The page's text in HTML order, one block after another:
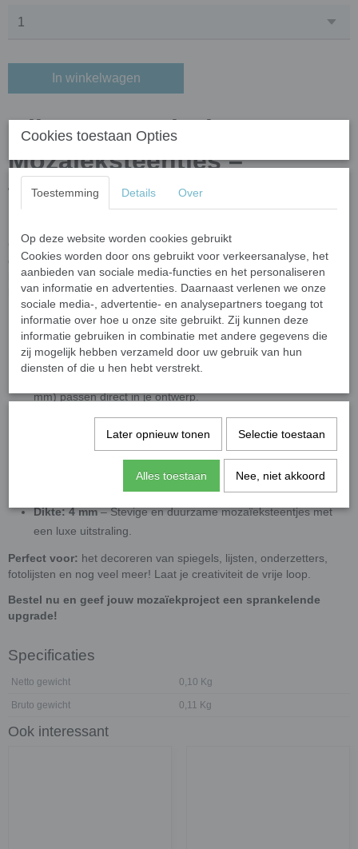
In winkelwagen
Glitter Crystal Glas
Mozaïeksteentjes –
turquoise blauw
Crystal glas mozaïeksteentjes! Gemaakt van hoogwaardig
gerecycled floatglas, zijn deze steentjes voorzien van een prachtige
kleurlaag aan de achterkant, waardoor ze een sprankelend en
helder effect krijgen.
Veilig & Kindvriendelijk – Dankzij degladde, afgeronde
randen zijn deze steentjes perfect voor creatieve
kinderprojecten (3+ onder toezicht).
mm) passen direct in je ontwerp.
Geschikt voor binnengebruik– Deze steentjes zijn niet UV-
bestendig, waardoor ze ideaal zijn voor binnenprojecten
zonder direct zonlicht.
Handige hoeveelheid– Met 100 gram bedek je ongeveer
140 cm², ideaal voor kleine decoratieve mozaïekwerken.
Dikte: 4 mm– Stevige en duurzame mozaïeksteentjes met
een luxe uitstraling.
Perfect voor: het decoreren van spiegels, lijsten, onderzetters,
fotolijsten en nog veel meer! Laat je creativiteit de vrije loop.
Bestel nu en geef jouw mozaïekproject een sprankelende
upgrade!
Specificaties
Netto gewicht 0,10 Kg
Bruto gewicht 0,11 Kg
Ook interessant
Cookies toestaan Opties
Toestemming Details Over
Op deze website worden cookies gebruikt
Cookies worden door ons gebruikt voor verkeersanalyse, het
aanbieden van sociale media-functies en het personaliseren
van informatie en advertenties. Daarnaast verlenen we onze
sociale media-, advertentie- en analysepartners toegang tot
informatie over hoe u onze site gebruikt. Zij kunnen deze
informatie gebruiken in combinatie met andere gegevens die
zij mogelijk hebben verzameld door uw gebruik van hun
diensten of die u hen hebt verstrekt.
Later opnieuw tonen Selectie toestaan
Alles toestaan Nee, niet akkoord